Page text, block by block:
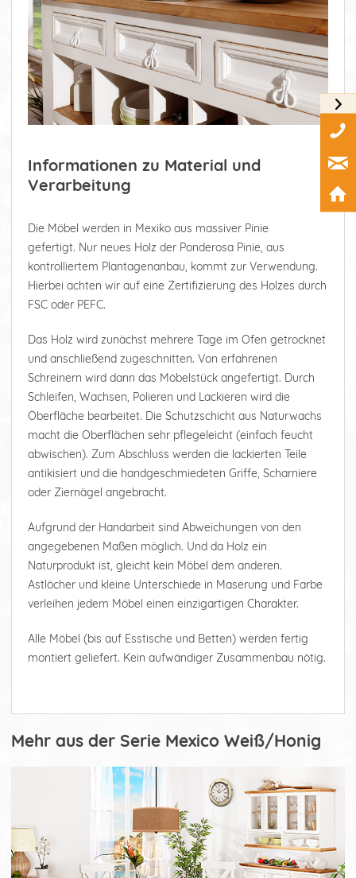
Informationen zu Material und
Verarbeitung
Die Möbel werden in Mexiko aus massiver Pinie
gefertigt. Nur neues Holz der Ponderosa Pinie, aus
kontrolliertem Plantagenanbau, kommt zur Verwendung.
Hierbei achten wir auf eine Zertifizierung des Holzes durch
FSC oder PEFC.
Das Holz wird zunächst mehrere Tage im Ofen getrocknet
und anschließend zugeschnitten. Von erfahrenen
Schreinern wird dann das Möbelstück angefertigt. Durch
Schleifen, Wachsen, Polieren und Lackieren wird die
Oberfläche bearbeitet. Die Schutzschicht aus Naturwachs
macht die Oberflächen sehr pflegeleicht (einfach feucht
abwischen). Zum Abschluss werden die lackierten Teile
antikisiert und die handgeschmiedeten Griffe, Scharniere
oder Ziernägel angebracht.
Aufgrund der Handarbeit sind Abweichungen von den
angegebenen Maßen möglich. Und da Holz ein
Naturprodukt ist, gleicht kein Möbel dem anderen.
Astlöcher und kleine Unterschiede in Maserung und Farbe
verleihen jedem Möbel einen einzigartigen Charakter.
Alle Möbel (bis auf Esstische und Betten) werden fertig
montiert geliefert. Kein aufwändiger Zusammenbau nötig.
Mehr aus der Serie Mexico Weiß/Honig